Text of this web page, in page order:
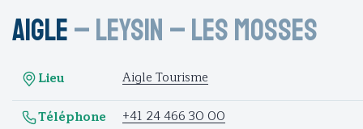
Aigle–Leysin –Les Mosses
Lieu
Aigle Tourisme
Téléphone
+41 24 466 30 00